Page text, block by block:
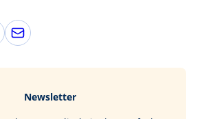
E
-
Newsletter